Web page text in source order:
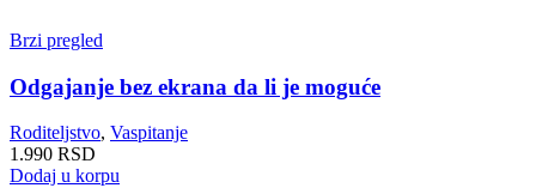
Brzi pregled
Odgajanje bez ekrana da li je moguće
Roditeljstvo, Vaspitanje
1.990 RSD
Dodaj u korpu